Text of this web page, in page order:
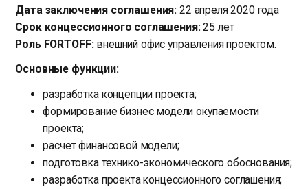
Дата заключения соглашения: 22 апреля 2020 года
Срок концессионного соглашения: 25 лет
Роль FORTOFF: внешний офис управления проектом.
Основные функции:
разработка концепции проекта;
формирование бизнес модели окупаемости
проекта;
расчет финансовой модели;
подготовка технико-экономического обоснования;
разработка проекта концессионного соглашения;